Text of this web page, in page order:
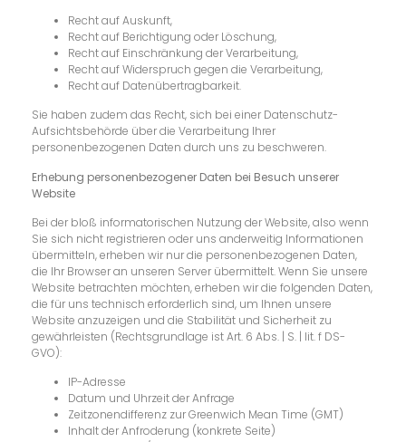
Recht auf Auskunft,
Recht auf Berichtigung oder Löschung,
Recht auf Einschränkung der Verarbeitung,
Recht auf Widerspruch gegen die Verarbeitung,
Recht auf Datenübertragbarkeit.
Sie haben zudem das Recht, sich bei einer Datenschutz-
Aufsichtsbehörde über die Verarbeitung Ihrer
personenbezogenen Daten durch uns zu beschweren.
Erhebung personenbezogener Daten bei Besuch unserer
Website
Bei der bloß informatorischen Nutzung der Website, also wenn
Sie sich nicht registrieren oder uns anderweitig Informationen
übermitteln, erheben wir nur die personenbezogenen Daten,
die Ihr Browser an unseren Server übermittelt. Wenn Sie unsere
Website betrachten möchten, erheben wir die folgenden Daten,
die für uns technisch erforderlich sind, um Ihnen unsere
Website anzuzeigen und die Stabilität und Sicherheit zu
gewährleisten (Rechtsgrundlage ist Art. 6 Abs. | S. | lit. f DS-
GVO):
IP-Adresse
Datum und Uhrzeit der Anfrage
Zeitzonendifferenz zur Greenwich Mean Time (GMT)
Inhalt der Anfroderung (konkrete Seite)